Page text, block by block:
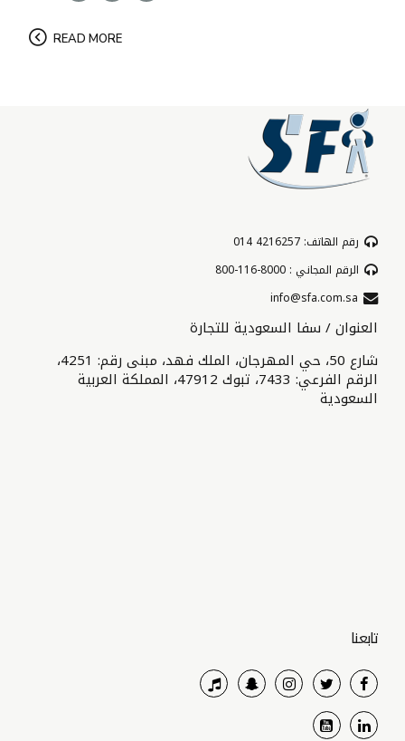
READ MORE
رقم الهاتف: 4216257 014
الرقم المجاني : 8000-116-800
info@sfa.com.sa
العنوان / سفا السعودية للتجارة
شارع 50، حي المهرجان، الملك فهد، مبنى رقم: 4251،
الرقم الفرعي: 7433، تبوك 47912، المملكة العربية
السعودية
تابعنا